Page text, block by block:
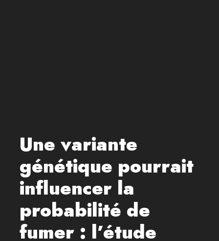
Une variante
génétique pourrait
influencer la
probabilité de
fumer : l’étude